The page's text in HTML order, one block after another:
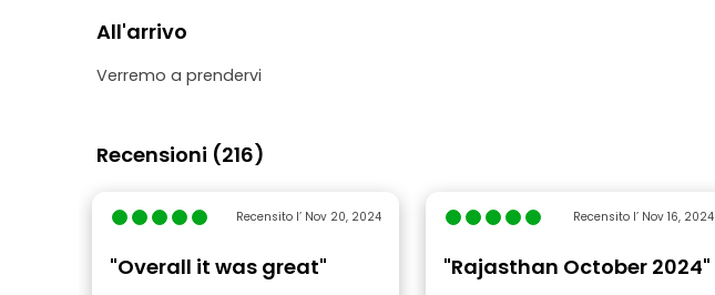
All'arrivo
Verremo a prendervi
Recensioni (216)
Recensito l’ Nov 20, 2024
"Overall it was great"
Recensito l’ Nov 16, 2024
"Rajasthan October 2024"